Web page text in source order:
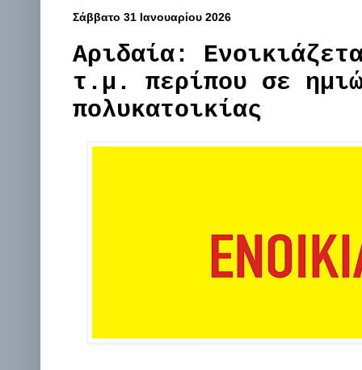
Σάββατο 31 Ιανουαρίου 2026
Αριδαία:
τ.μ. περίπου σε
πολυκατοικίας